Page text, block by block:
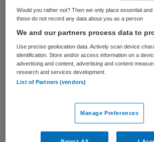
Ten Berge is ook voorzitter
toezicht bij GGNet en eigenaar
bedrijf Ten Berge
coacht teams en bestuurders.
ze programmamanager
de Zorgcirkel.
Would you rather not? Then we only place essential and
these do not record any data about you as a person
We and our partners process data to
Use precise geolocation data. Actively scan device
identification. Store and/or access information on a
advertising and content, advertising and content
research and services development.
List of Partners (vendors)
Manage Preferences